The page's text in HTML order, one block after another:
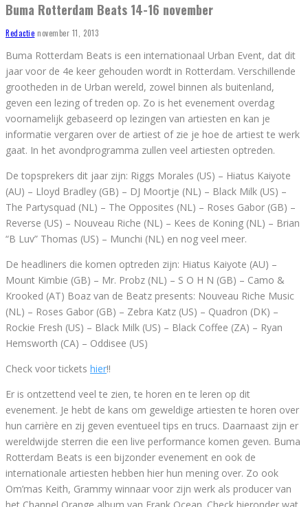
Buma Rotterdam Beats 14-16 november
Redactie november 11, 2013
Buma Rotterdam Beats is een internationaal Urban Event, dat dit
jaar voor de 4e keer gehouden wordt in Rotterdam. Verschillende
grootheden in de Urban wereld, zowel binnen als buitenland,
geven een lezing of treden op. Zo is het evenement overdag
voornamelijk gebaseerd op lezingen van artiesten en kan je
informatie vergaren over de artiest of zie je hoe de artiest te werk
gaat. In het avondprogramma zullen veel artiesten optreden.
De topsprekers dit jaar zijn: Riggs Morales (US) – Hiatus Kaiyote
(AU) – Lloyd Bradley (GB) – DJ Moortje (NL) – Black Milk (US) –
The Partysquad (NL) – The Opposites (NL) – Roses Gabor (GB) –
Reverse (US) – Nouveau Riche (NL) – Kees de Koning (NL) – Brian
“B Luv” Thomas (US) – Munchi (NL) en nog veel meer.
De headliners die komen optreden zijn: Hiatus Kaiyote (AU) –
Mount Kimbie (GB) – Mr. Probz (NL) – S O H N (GB) – Camo &
Krooked (AT) Boaz van de Beatz presents: Nouveau Riche Music
(NL) – Roses Gabor (GB) – Zebra Katz (US) – Quadron (DK) –
Rockie Fresh (US) – Black Milk (US) – Black Coffee (ZA) – Ryan
Hemsworth (CA) – Oddisee (US)
Check voor tickets hier!!
Er is ontzettend veel te zien, te horen en te leren op dit
evenement. Je hebt de kans om geweldige artiesten te horen over
hun carrière en zij geven eventueel tips en trucs. Daarnaast zijn er
wereldwijde sterren die een live performance komen geven. Buma
Rotterdam Beats is een bijzonder evenement en ook de
internationale artiesten hebben hier hun mening over. Zo ook
Om’mas Keith, Grammy winnaar voor zijn werk als producer van